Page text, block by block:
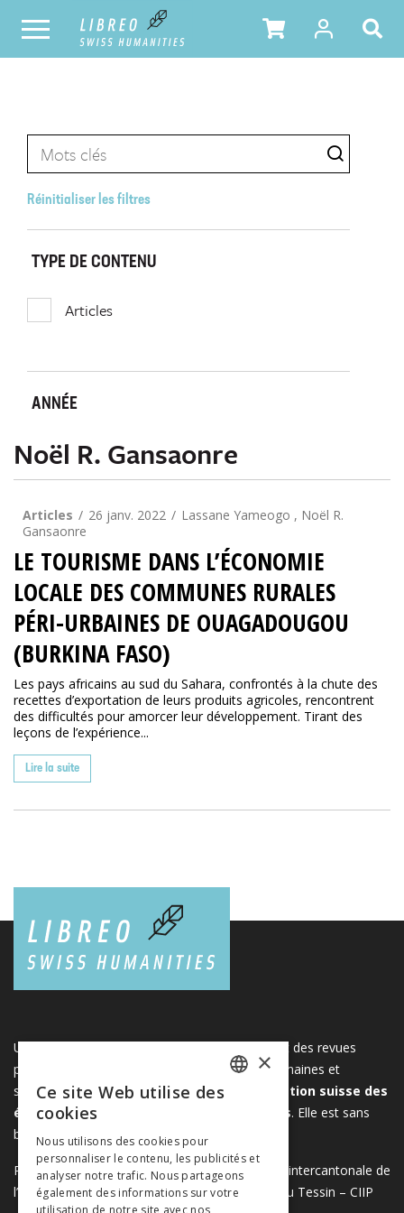
Réinitialiser les filtres
TYPE DE CONTENU
Articles
ANNÉE
Noël R. Gansaonre
Articles 26 janv. 2022
Lassane Yameogo , Noël R.
Gansaonre
LE TOURISME DANS L’ÉCONOMIE
LOCALE DES COMMUNES RURALES
PÉRI-URBAINES DE OUAGADOUGOU
(BURKINA FASO)
Les pays africains au sud du Sahara, confrontés à la chute des
recettes d’exportation de leurs produits agricoles, rencontrent
des difficultés pour amorcer leur développement. Tirant des
leçons de l’expérience...
Lire la suite
Une plateforme unique regroupant des livres et des revues
publiés par les éditeurs suisses de sciences humaines et
sociales. Libreo.ch est la propriété de l'
Association suisse des
éditeurs de sciences sociales et humaines. Elle est sans
but lucratif.www.editeurssuisses.ch
Projet réalisé avec le soutien de la Conférence intercantonale de
l’instruction publique de la Suisse romande et du Tessin – CIIP
ITALIAN
×
Ce site Web utilise des
cookies
Nous utilisons des cookies pour
personnaliser le contenu, les publicités et
analyser notre trafic. Nous partageons
également des informations sur votre
utilisation de notre site avec nos